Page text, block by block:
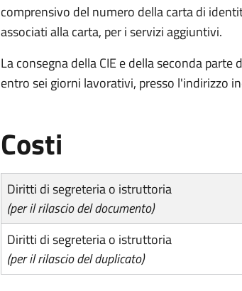
comprensivo del numero della carta di
associati alla carta, per i servizi aggiuntivi.
La consegna della CIE e della seconda
entro sei giorni lavorativi, presso l'indirizzo
Costi
Diritti di segreteria o istruttoria
(per il rilascio del documento)
Diritti di segreteria o istruttoria
(per il rilascio del duplicato)